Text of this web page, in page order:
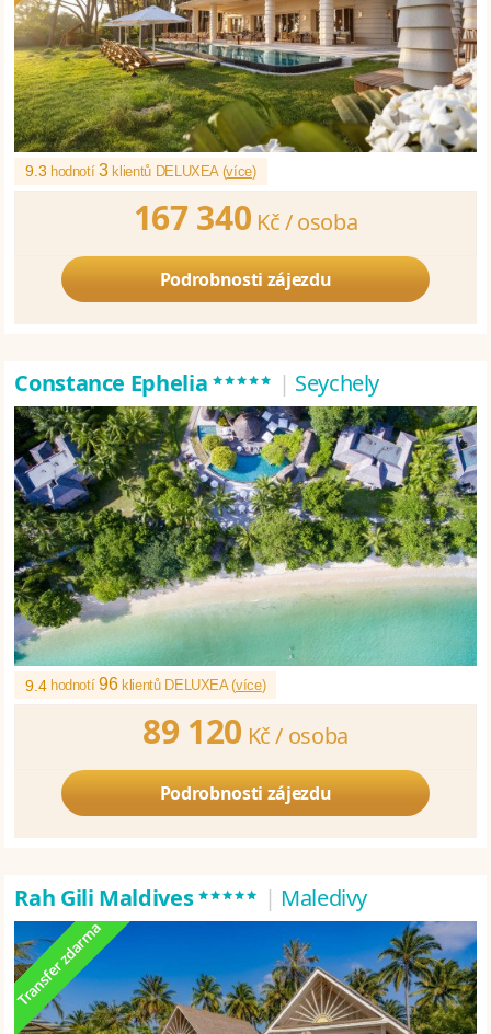
9.3 hodnotí3klientů DELUXEA (více)
167 340 Kč /osoba
Podrobnosti zájezdu
Constance Ephelia***** | Seychely
9.4 hodnotí96klientů DELUXEA (více)
89 120 Kč / osoba
Podrobnosti zájezdu
Rah Gili Maldives***** | Maledivy